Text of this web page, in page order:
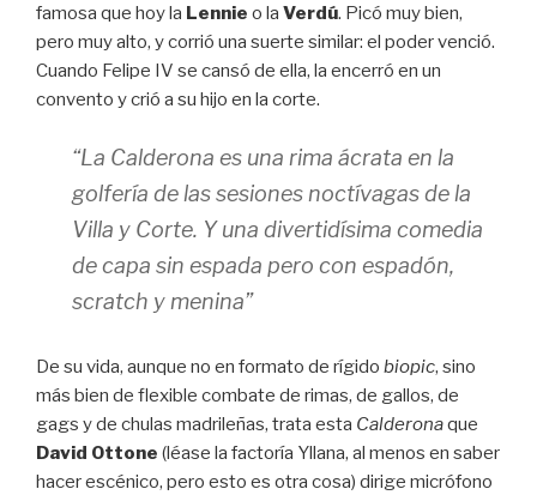
famosa que hoy la Lennie o la Verdú. Picó muy bien,
pero muy alto, y corrió una suerte similar: el poder venció.
Cuando Felipe IV se cansó de ella, la encerró en un
convento y crió a su hijo en la corte.
“La Calderona es una rima ácrata en la
golfería de las sesiones noctívagas de la
Villa y Corte. Y una divertidísima comedia
de capa sin espada pero con espadón,
scratch y menina”
De su vida, aunque no en formato de rígido biopic, sino
más bien de flexible combate de rimas, de gallos, de
gags y de chulas madrileñas, trata esta Calderonaque
David Ottone (léase la factoría Yllana, al menos en saber
hacer escénico, pero esto es otra cosa) dirige micrófono